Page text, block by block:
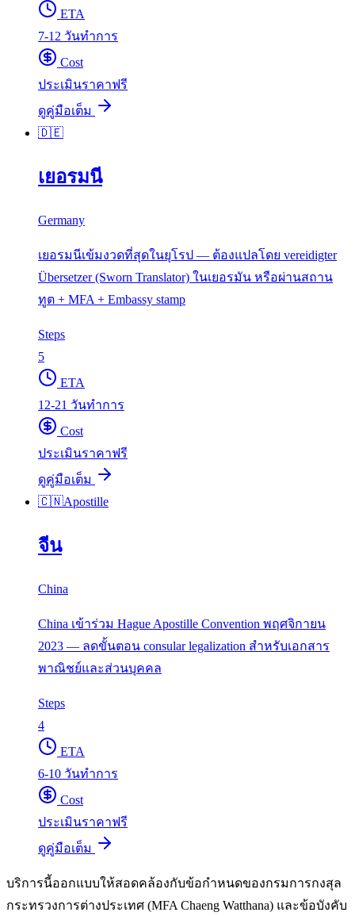
ETA
7-12 วันทำการ
Cost
ประเมินราคาฟรี
ดูคู่มือเต็ม
🇩🇪
เยอรมนี
Germany
เยอรมนีเข้มงวดที่สุดในยุโรป — ต้องแปลโดย vereidigter
Übersetzer (Sworn Translator) ในเยอรมัน หรือผ่านสถาน
ทูต + MFA + Embassy stamp
Steps
5
ETA
12-21 วันทำการ
Cost
ประเมินราคาฟรี
ดูคู่มือเต็ม
🇨🇳Apostille
จีน
China
China เข้าร่วม Hague Apostille Convention พฤศจิกายน
2023 — ลดขั้นตอน consular legalization สำหรับเอกสาร
พาณิชย์และส่วนบุคคล
Steps
4
ETA
6-10 วันทำการ
Cost
ประเมินราคาฟรี
ดูคู่มือเต็ม
บริการนี้ออกแบบให้สอดคล้องกับข้อกำหนดของกรมการกงสุล
กระทรวงการต่างประเทศ (MFA Chaeng Watthana) และข้อบังคับ